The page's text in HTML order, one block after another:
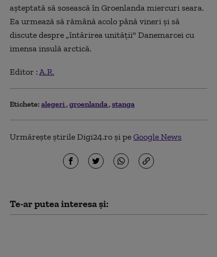
aşteptată să sosească în Groenlanda miercuri seara.
Ea urmează să rămână acolo până vineri şi să
discute despre „întărirea unităţii" Danemarcei cu
imensa insulă arctică.
Editor :A.R.
Etichete: alegeri groenlanda stanga
Urmărește știrile Digi24.ro și peGoogle News
Te-ar putea interesa și: